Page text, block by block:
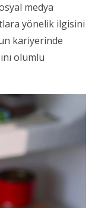
medya
yönelik ilgisini
kariyerinde
olumlu